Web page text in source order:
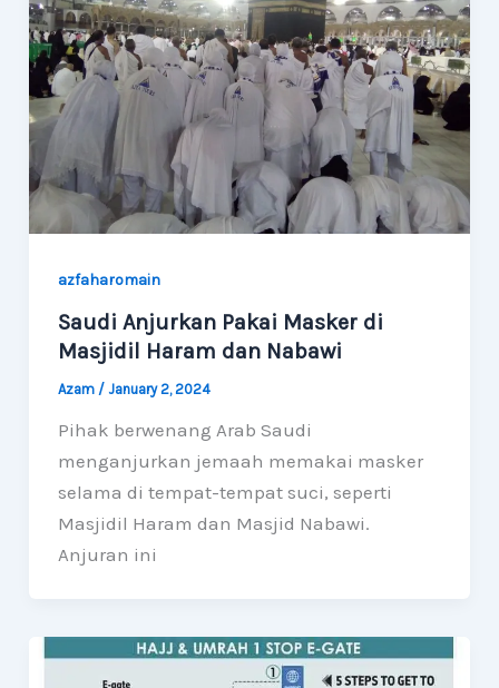
azfaharomain
Saudi Anjurkan Pakai Masker di
Masjidil Haram dan Nabawi
Azam / January 2, 2024
Pihak berwenang Arab Saudi
menganjurkan jemaah memakai masker
selama di tempat-tempat suci, seperti
Masjidil Haram dan Masjid Nabawi.
Anjuran ini